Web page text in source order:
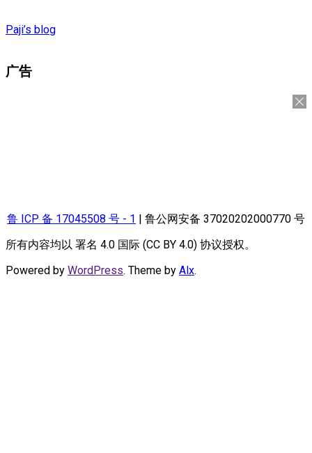
Paji’s blog
广告
鲁 ICP 备 17045508 号 - 1 | 鲁公网安备 37020202000770 号
所有内容均以 署名 4.0 国际 (CC BY 4.0) 协议授权。
Powered by WordPress. Theme by Alx.